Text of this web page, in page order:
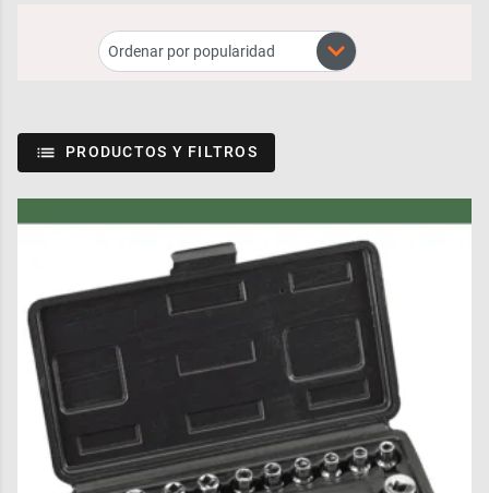
PRODUCTOS Y FILTROS